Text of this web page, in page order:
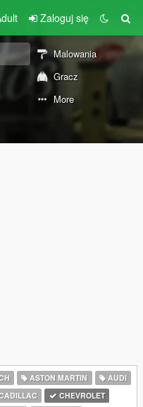
Zaloguj się
Malowania
Gracz
More
ASTON MARTIN
AUDI
CHEVROLET